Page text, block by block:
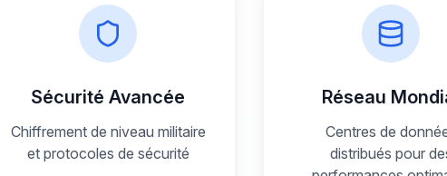
Sécurité Avancée
Chiffrement de niveau militaire
et protocoles de sécurité
Réseau
Centres de
distribués pour